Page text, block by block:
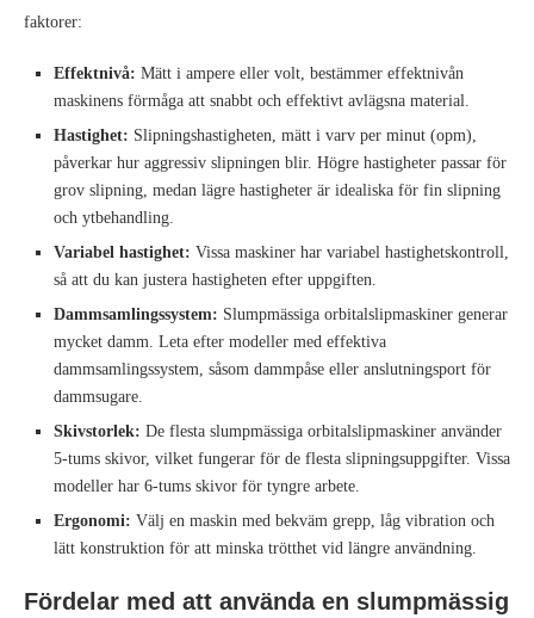
faktorer:
Effektnivå: Mätt i ampere eller volt, bestämmer effektnivån
maskinens förmåga att snabbt och effektivt avlägsna material.
Hastighet: Slipningshastigheten, mätt i varv per minut (opm),
påverkar hur aggressiv slipningen blir. Högre hastigheter passar för
grov slipning, medan lägre hastigheter är idealiska för fin slipning
och ytbehandling.
Variabel hastighet: Vissa maskiner har variabel hastighetskontroll,
så att du kan justera hastigheten efter uppgiften.
Dammsamlingssystem: Slumpmässiga orbitalslipmaskiner generar
mycket damm. Leta efter modeller med effektiva
dammsamlingssystem, såsom dammpåse eller anslutningsport för
dammsugare.
Skivstorlek: De flesta slumpmässiga orbitalslipmaskiner använder
5‑tums skivor, vilket fungerar för de flesta slipningsuppgifter. Vissa
modeller har 6‑tums skivor för tyngre arbete.
Ergonomi: Välj en maskin med bekväm grepp, låg vibration och
lätt konstruktion för att minska trötthet vid längre användning.
Fördelar med att använda en slumpmässig